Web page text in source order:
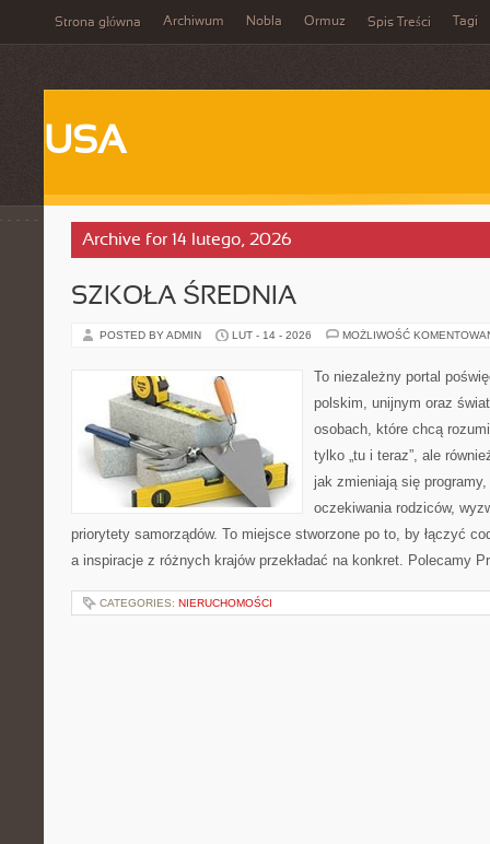
Strona główna Archiwum Nobla Ormuz Spis Treści Tagi
USA
Archive for 14 lutego, 2026
SZKOŁA ŚREDNIA
POSTED BY ADMIN LUT - 14 - 2026 MOŻLIWOŚĆ
To niezależny portal
polskim, unijnym oraz
osobach, które chcą
tylko „tu i teraz”, ale
jak zmieniają się
oczekiwania rodziców,
priorytety samorządów. To miejsce stworzone po to, by łączyć
a inspiracje z różnych krajów przekładać na konkret. Polecamy
CATEGORIES: NIERUCHOMOŚCI